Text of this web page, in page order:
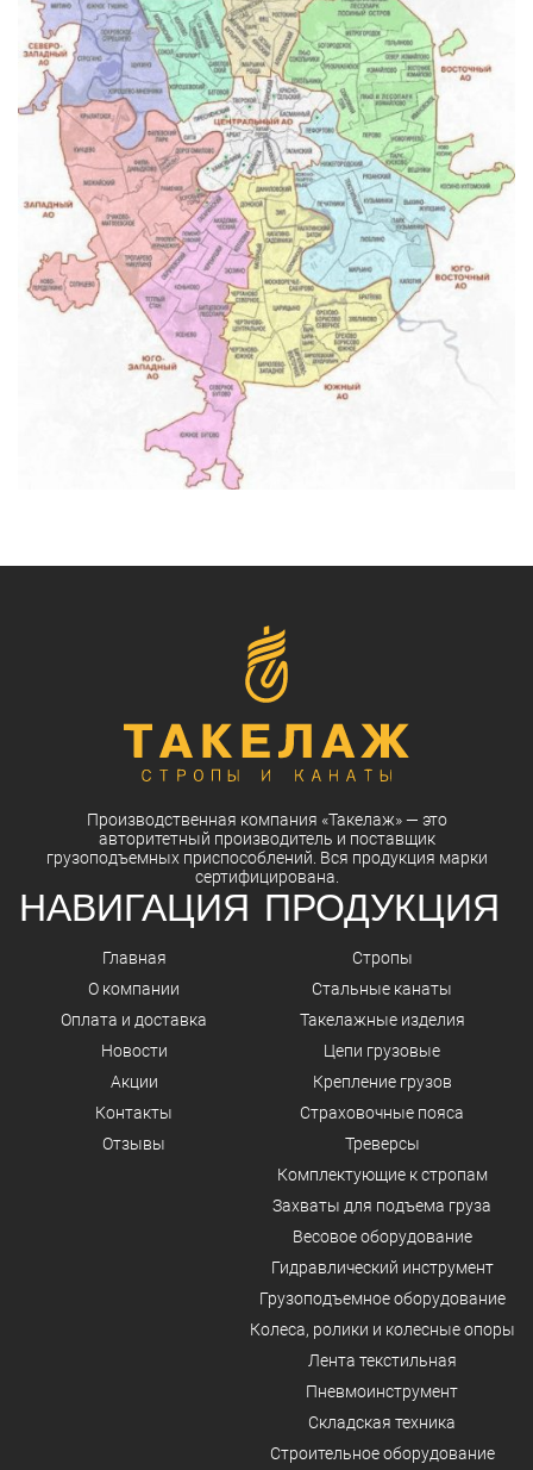
Производственная компания «Такелаж»— это
авторитетный производитель и поставщик
грузоподъемных приспособлений. Вся продукция марки
сертифицирована.
НАВИГАЦИЯ
Главная
О компании
Оплата и доставка
Новости
Акции
Контакты
Отзывы
ПРОДУКЦИЯ
Стропы
Стальные канаты
Такелажные изделия
Цепи грузовые
Крепление грузов
Страховочные пояса
Треверсы
Комплектующие к стропам
Захваты для подъема груза
Весовое оборудование
Гидравлический инструмент
Грузоподъемное оборудование
Колеса, ролики и колесные опоры
Лента текстильная
Пневмоинструмент
Складская техника
Строительное оборудование